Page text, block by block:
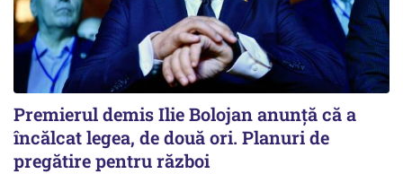
Premierul demis Ilie Bolojan anunță că a
încălcat legea, de două ori. Planuri de
pregătire pentru război